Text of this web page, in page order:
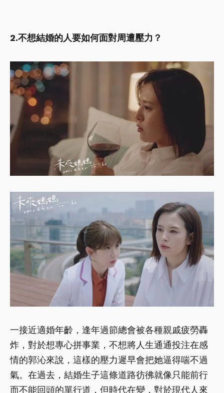
2.不想結婚的人要如何面對周遭壓力？
一接近適婚年齡，逢年過節總會被各種親戚疲勞轟
炸，對於想專心拼事業，不想將人生通通投注在感
情的郭沁來說，這樣的壓力遲早會把她逼得喘不過
氣。在過去，結婚生子這條道路彷彿就像只能前行
而不能回頭的單行道，但時代在變，對於現代人來